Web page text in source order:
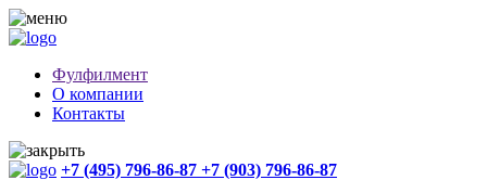
Фулфилмент
О компании
Контакты
+7 (495) 796-86-87 +7 (903) 796-86-87